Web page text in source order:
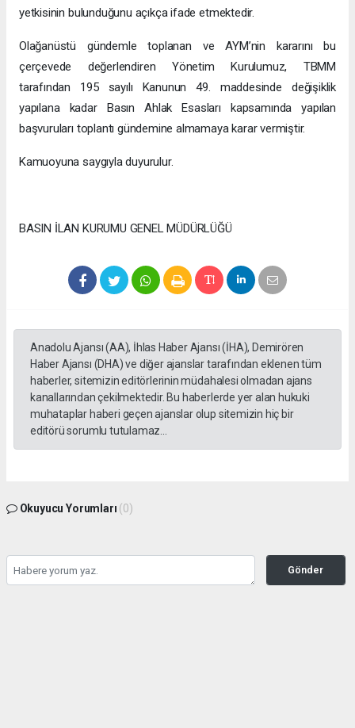
yetkisinin bulunduğunu açıkça ifade etmektedir.
Olağanüstü gündemle toplanan ve AYM’nin kararını bu
çerçevede değerlendiren Yönetim Kurulumuz, TBMM
tarafından 195 sayılı Kanunun 49. maddesinde değişiklik
yapılana kadar Basın Ahlak Esasları kapsamında yapılan
başvuruları toplantı gündemine almamaya karar vermiştir.
Kamuoyuna saygıyla duyurulur.
BASIN İLAN KURUMU GENEL MÜDÜRLÜĞÜ
Anadolu Ajansı (AA), İhlas Haber Ajansı (İHA), Demirören
Haber Ajansı (DHA) ve diğer ajanslar tarafından eklenen tüm
haberler, sitemizin editörlerinin müdahalesi olmadan ajans
kanallarından çekilmektedir. Bu haberlerde yer alan hukuki
muhataplar haberi geçen ajanslar olup sitemizin hiç bir
editörü sorumlu tutulamaz...
Okuyucu Yorumları (0)
Gönder